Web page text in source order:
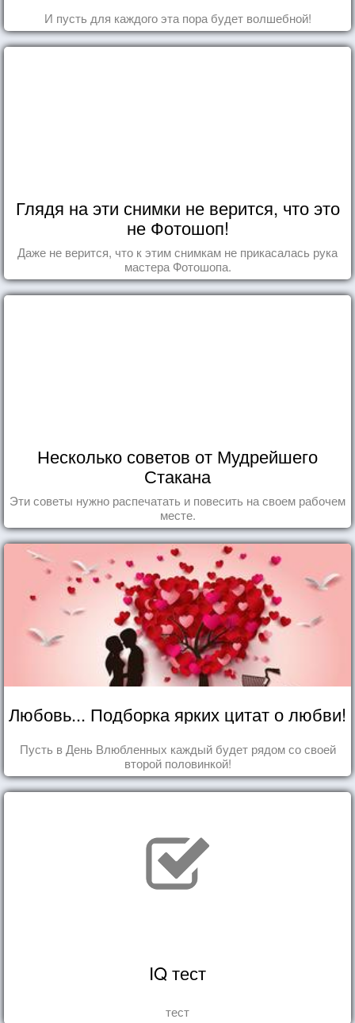
И пусть для каждого эта пора будет волшебной!
Глядя на эти снимки не верится, что это
не Фотошоп!
Даже не верится, что к этим снимкам не прикасалась рука
мастера Фотошопа.
Несколько советов от Мудрейшего
Стакана
Эти советы нужно распечатать и повесить на своем рабочем
месте.
Любовь... Подборка ярких цитат о любви!
Пусть в День Влюбленных каждый будет рядом со своей
второй половинкой!
IQ тест
тест